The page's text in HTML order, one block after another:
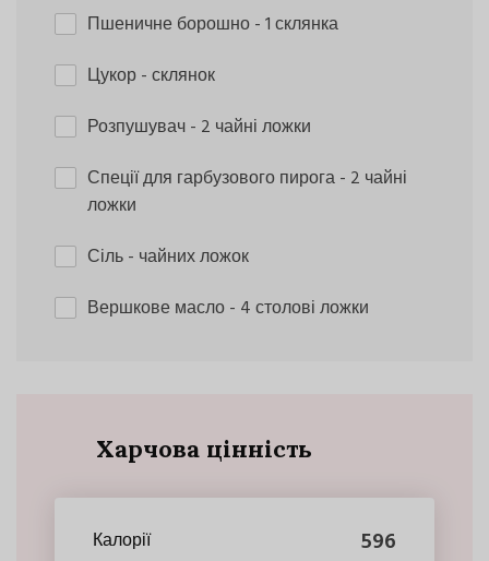
Пшеничне борошно- 1 склянка
Цукор- склянок
Розпушувач- 2 чайні ложки
Спеції для гарбузового пирога- 2 чайні
ложки
Сіль- чайних ложок
Вершкове масло- 4 столові ложки
Харчова цінність
Калорії 596